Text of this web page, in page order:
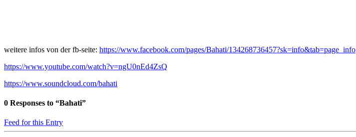
weitere infos von der fb-seite: https://www.facebook.com/pages/Bahati/134268736457?sk=info&tab=page_info
https://www.youtube.com/watch?v=ngU0nEd4ZsQ
https://www.soundcloud.com/bahati
0 Responses to “Bahati”
Feed for this Entry